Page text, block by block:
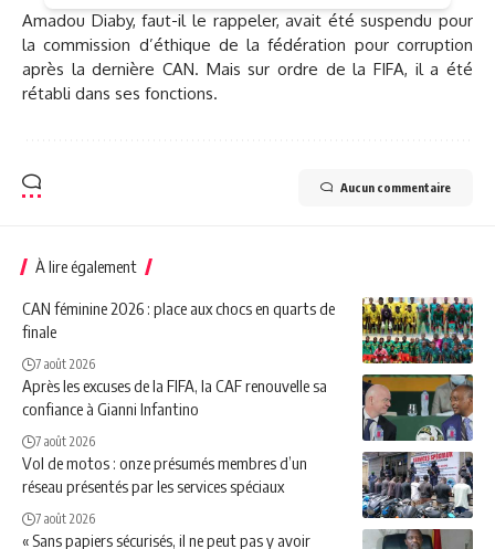
Amadou Diaby, faut-il le rappeler, avait été suspendu pour
la commission d’éthique de la fédération pour corruption
après la dernière CAN. Mais sur ordre de la FIFA, il a été
rétabli dans ses fonctions.
Aucun commentaire
À lire également
CAN féminine 2026 : place aux chocs en quarts de
finale
7 août 2026
Après les excuses de la FIFA, la CAF renouvelle sa
confiance à Gianni Infantino
7 août 2026
Vol de motos : onze présumés membres d’un
réseau présentés par les services spéciaux
7 août 2026
« Sans papiers sécurisés, il ne peut pas y avoir